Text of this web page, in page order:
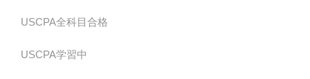
USCPA全科目合格
USCPA学習中